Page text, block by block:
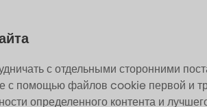
с отдельными сторонними
с помощью файлов cookie первой и
определенного контента и